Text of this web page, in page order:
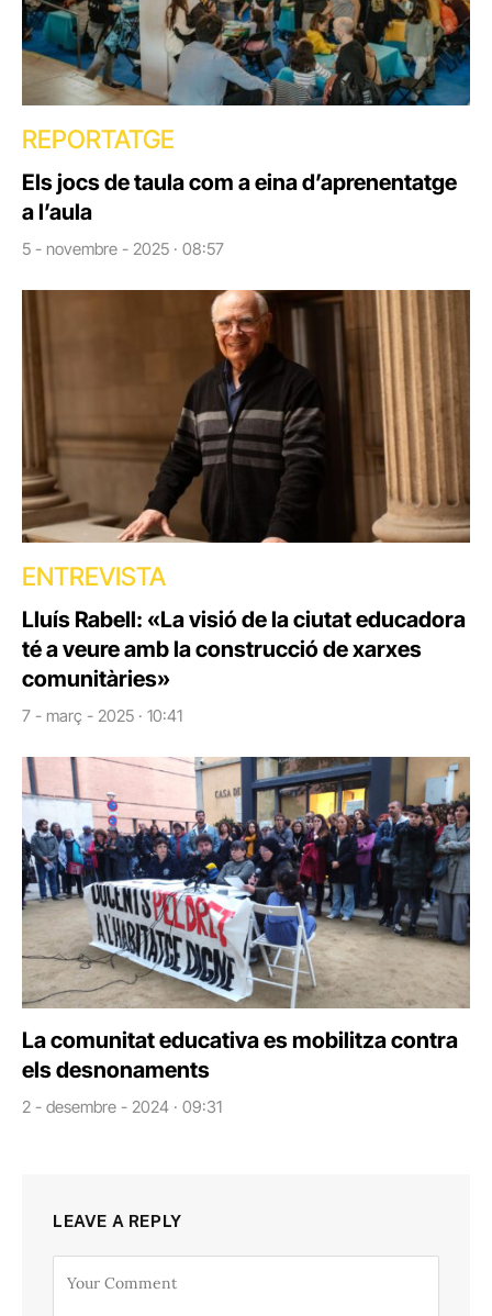
REPORTATGE
Els jocs de taula com a eina d’aprenentatge
a l’aula
5 - novembre - 2025 · 08:57
ENTREVISTA
Lluís Rabell: «La visió de la ciutat educadora
té a veure amb la construcció de xarxes
comunitàries»
7 - març - 2025 · 10:41
La comunitat educativa es mobilitza contra
els desnonaments
2 - desembre - 2024 · 09:31
LEAVE A REPLY